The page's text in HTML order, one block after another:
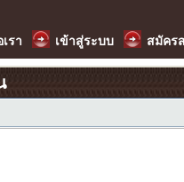
รา เข้าสู่ระบบ สมัคร